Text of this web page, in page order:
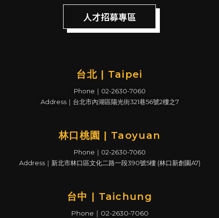
人才招募專區
台北 | Taipei
Phone｜02-2630-7060
Address｜台北市內湖區陽光街321巷56號2樓之7
林口桃園 | Taoyuan
Phone｜02-2630-7060
Address｜新北市林口區文化二路一段390號5樓 (林口新創園A7)
台中 | Taichung
Phone｜02-2630-7060